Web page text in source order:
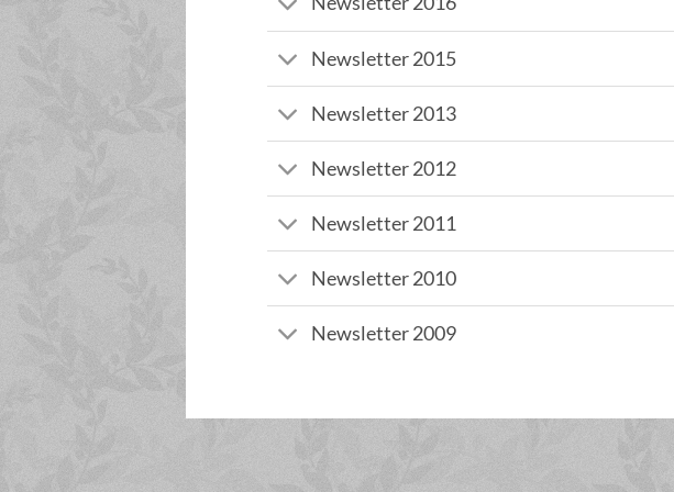
Newsletter 2015
Newsletter 2013
Newsletter 2012
Newsletter 2011
Newsletter 2010
Newsletter 2009